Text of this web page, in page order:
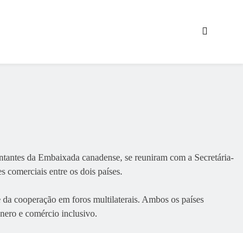
da Embaixada canadense, se reuniram com a Secretária-
entre os dois países.
cooperação em foros multilaterais. Ambos os países
e comércio inclusivo.